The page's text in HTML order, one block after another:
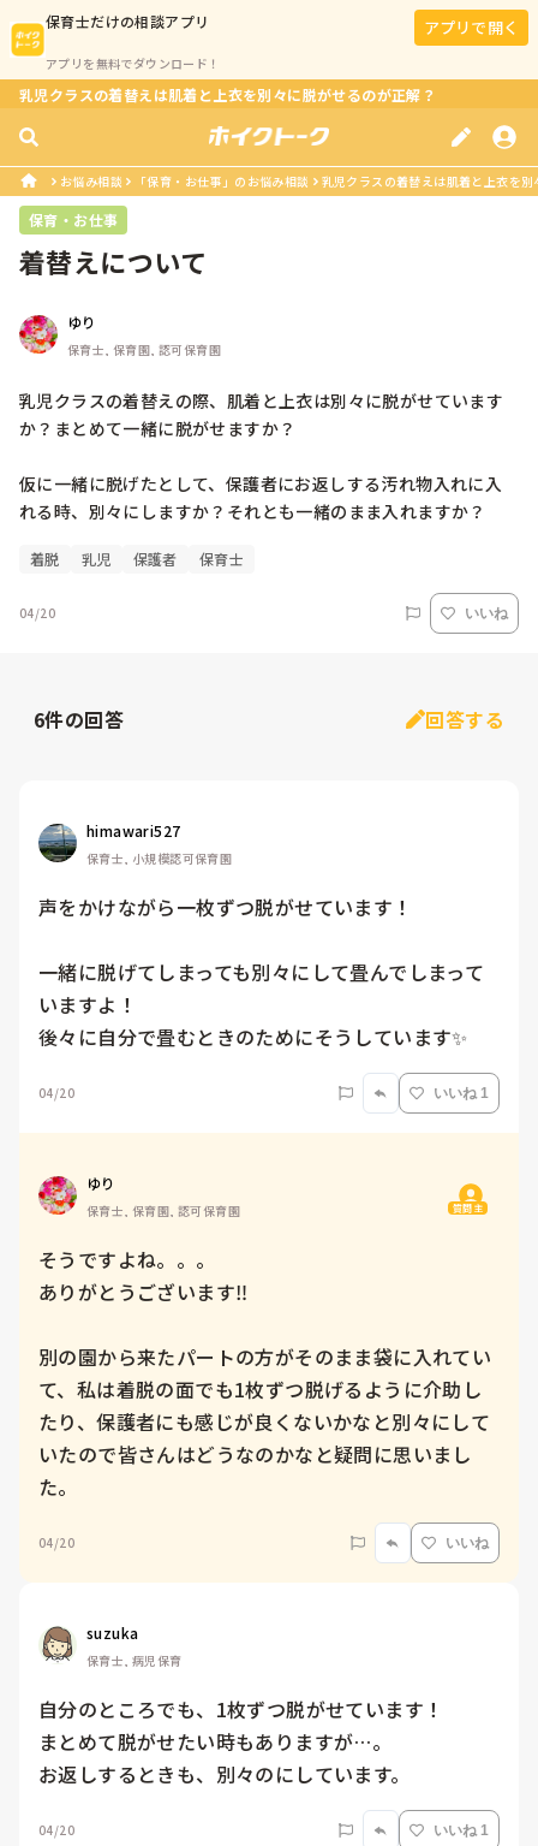
保育士だけの相談アプリ
アプリを無料でダウンロード！
アプリで開く
乳児クラスの着替えは肌着と上衣を別々に脱がせるのが正解？
お悩み相談 「保育・お仕事」のお悩み相談 乳児クラスの着替えは肌着と上衣を
保育・お仕事
着替えについて
ゆり
保育士, 保育園, 認可保育園
乳児クラスの着替えの際、肌着と上衣は別々に脱がせています
か？まとめて一緒に脱がせますか？
仮に一緒に脱げたとして、保護者にお返しする汚れ物入れに入
れる時、別々にしますか？それとも一緒のまま入れますか？
着脱 乳児 保護者 保育士
04/20 いいね
6件の回答 回答する
himawari527
保育士, 小規模認可保育園
声をかけながら一枚ずつ脱がせています！
一緒に脱げてしまっても別々にして畳んでしまって
いますよ！
後々に自分で畳むときのためにそうしています✨
04/20 いいね 1
ゆり
保育士, 保育園, 認可保育園 質問主
そうですよね。。。
ありがとうございます‼️
別の園から来たパートの方がそのまま袋に入れてい
て、私は着脱の面でも1枚ずつ脱げるように介助し
たり、保護者にも感じが良くないかなと別々にして
いたので皆さんはどうなのかなと疑問に思いまし
た。
04/20 いいね
suzuka
保育士, 病児保育
自分のところでも、1枚ずつ脱がせています！
まとめて脱がせたい時もありますが…。
お返しするときも、別々のにしています。
04/20 いいね 1